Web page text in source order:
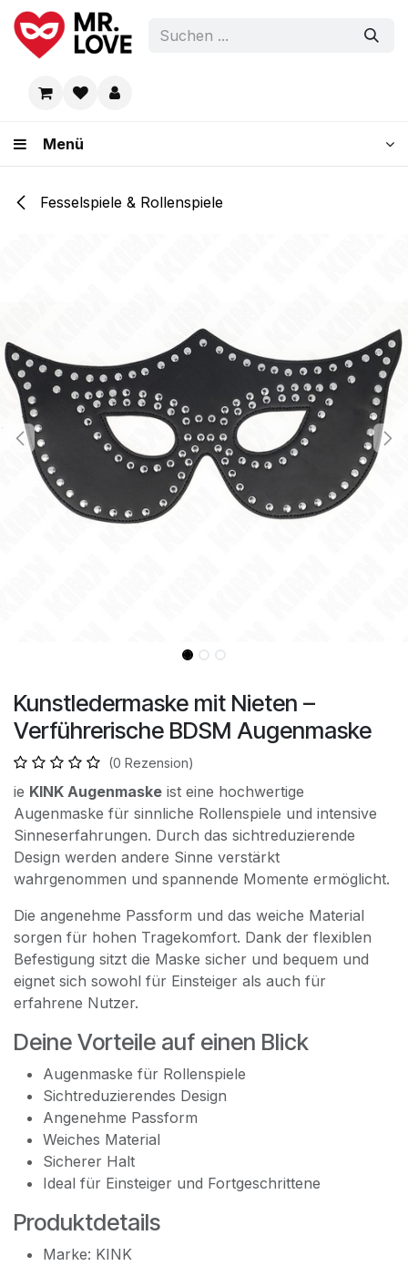
Zum Inhalt springen
Menü
Fesselspiele & Rollenspiele
Kunstledermaske mit Nieten –
Verführerische BDSM Augenmaske
(0 Rezension)
ie KINK Augenmaske ist eine hochwertige
Augenmaske für sinnliche Rollenspiele und intensive
Sinneserfahrungen. Durch das sichtreduzierende
Design werden andere Sinne verstärkt
wahrgenommen und spannende Momente ermöglicht.
Die angenehme Passform und das weiche Material
sorgen für hohen Tragekomfort. Dank der flexiblen
Befestigung sitzt die Maske sicher und bequem und
eignet sich sowohl für Einsteiger als auch für
erfahrene Nutzer.
Deine Vorteile auf einen Blick
Augenmaske für Rollenspiele
Sichtreduzierendes Design
Angenehme Passform
Weiches Material
Sicherer Halt
Ideal für Einsteiger und Fortgeschrittene
Produktdetails
Marke: KINK